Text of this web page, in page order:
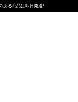
ある商品は即日発送!